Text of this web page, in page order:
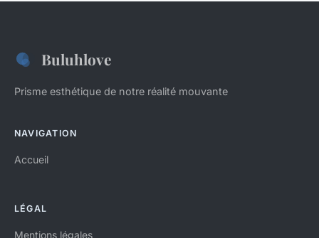
Buluhlove
Prisme esthétique de notre réalité mouvante
NAVIGATION
Accueil
LÉGAL
Mentions légales